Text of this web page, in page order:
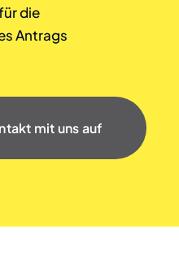
die
Antrags
mit uns auf